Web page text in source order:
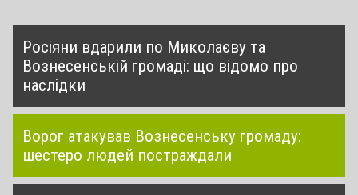
Росіяни вдарили по Миколаєву та
Вознесенській громаді: що відомо про
наслідки
Ворог атакував Вознесенську громаду:
шестеро людей постраждали